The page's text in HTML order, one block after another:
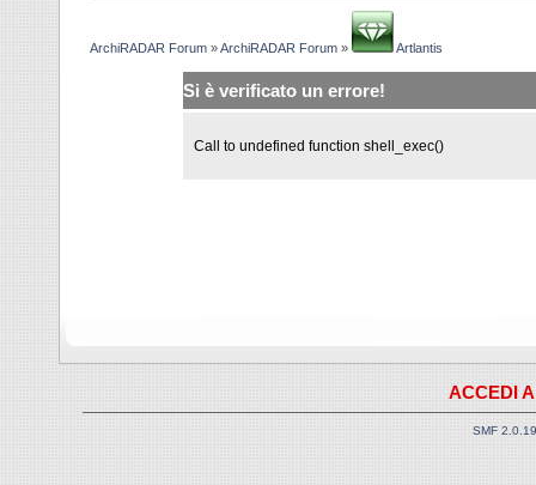
ArchiRADAR Forum »ArchiRADAR Forum » Artlantis
Si è verificato un errore!
Call to undefined function shell_exec()
ACCEDI
SMF 2.0.19